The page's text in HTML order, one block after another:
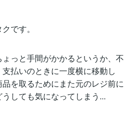
です。
っと手間がかかるというか、不
払いのときに一度横に移動し
を取るためにまた元のレジ前に
うしても気になってしまう...